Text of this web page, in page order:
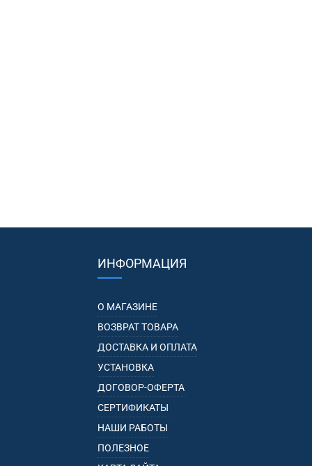
ИНФОРМАЦИЯ
О МАГАЗИНЕ
ВОЗВРАТ ТОВАРА
ДОСТАВКА И ОПЛАТА
УСТАНОВКА
ДОГОВОР-ОФЕРТА
СЕРТИФИКАТЫ
НАШИ РАБОТЫ
ПОЛЕЗНОЕ